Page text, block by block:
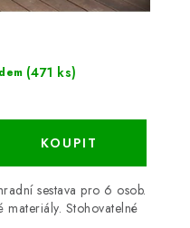
(471 ks)
sestava pro 6 osob.
Stohovatelné